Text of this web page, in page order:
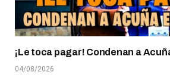
¡Le toca pagar! Condenan a
04/08/2026